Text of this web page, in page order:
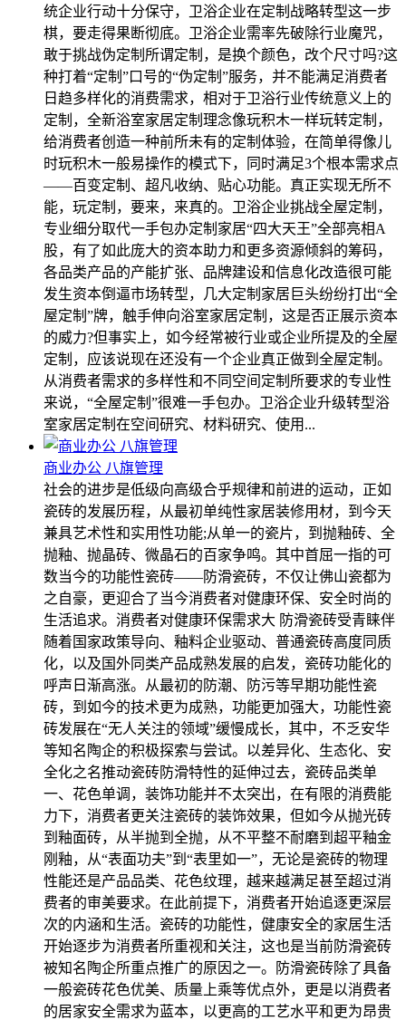
统企业行动十分保守，卫浴企业在定制战略转型这一步
棋，要走得果断彻底。卫浴企业需率先破除行业魔咒，
敢于挑战伪定制所谓定制，是换个颜色，改个尺寸吗?这
种打着“定制”口号的“伪定制”服务，并不能满足消费者
日趋多样化的消费需求，相对于卫浴行业传统意义上的
定制，全新浴室家居定制理念像玩积木一样玩转定制，
给消费者创造一种前所未有的定制体验，在简单得像儿
时玩积木一般易操作的模式下，同时满足3个根本需求点
――百变定制、超凡收纳、贴心功能。真正实现无所不
能，玩定制，要来，来真的。卫浴企业挑战全屋定制，
专业细分取代一手包办定制家居“四大天王”全部亮相A
股，有了如此庞大的资本助力和更多资源倾斜的筹码，
各品类产品的产能扩张、品牌建设和信息化改造很可能
发生资本倒逼市场转型，几大定制家居巨头纷纷打出“全
屋定制”牌，触手伸向浴室家居定制，这是否正展示资本
的威力?但事实上，如今经常被行业或企业所提及的全屋
定制，应该说现在还没有一个企业真正做到全屋定制。
从消费者需求的多样性和不同空间定制所要求的专业性
来说，“全屋定制”很难一手包办。卫浴企业升级转型浴
室家居定制在空间研究、材料研究、使用...
商业办公 八旗管理
社会的进步是低级向高级合乎规律和前进的运动，正如
瓷砖的发展历程，从最初单纯性家居装修用材，到今天
兼具艺术性和实用性功能;从单一的瓷片，到抛釉砖、全
抛釉、抛晶砖、微晶石的百家争鸣。其中首屈一指的可
数当今的功能性瓷砖——防滑瓷砖，不仅让佛山瓷都为
之自豪，更迎合了当今消费者对健康环保、安全时尚的
生活追求。消费者对健康环保需求大 防滑瓷砖受青睐伴
随着国家政策导向、釉料企业驱动、普通瓷砖高度同质
化，以及国外同类产品成熟发展的启发，瓷砖功能化的
呼声日渐高涨。从最初的防潮、防污等早期功能性瓷
砖，到如今的技术更为成熟，功能更加强大，功能性瓷
砖发展在“无人关注的领域”缓慢成长，其中，不乏安华
等知名陶企的积极探索与尝试。以差异化、生态化、安
全化之名推动瓷砖防滑特性的延伸过去，瓷砖品类单
一、花色单调，装饰功能并不太突出，在有限的消费能
力下，消费者更关注瓷砖的装饰效果，但如今从抛光砖
到釉面砖，从半抛到全抛，从不平整不耐磨到超平釉金
刚釉，从“表面功夫”到“表里如一”，无论是瓷砖的物理
性能还是产品品类、花色纹理，越来越满足甚至超过消
费者的审美要求。在此前提下，消费者开始追逐更深层
次的内涵和生活。瓷砖的功能性，健康安全的家居生活
开始逐步为消费者所重视和关注，这也是当前防滑瓷砖
被知名陶企所重点推广的原因之一。防滑瓷砖除了具备
一般瓷砖花色优美、质量上乘等优点外，更是以消费者
的居家安全需求为蓝本，以更高的工艺水平和更为昂贵